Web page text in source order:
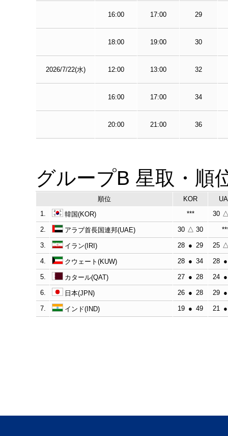
16:00 17:00 29
18:00 19:00 30
2026/7/22(水) 12:00 13:00 32
16:00 17:00 34
20:00 21:00 36
グループB 星取・順
順位 KOR
1.
韓国(KOR) *** 30
2. アラブ首長国連邦(UAE) 30 △ 30
3. イラン(IRI) 28 ● 29 25
4. クウェート(KUW) 28 ● 34 28 ●
5. カタール(QAT) 27 ● 28 24 ●
6. 日本(JPN) 26 ● 28 29 ●
7. インド(IND) 19 ● 49 21 ●